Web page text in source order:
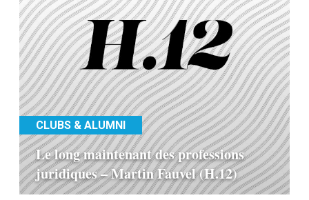
CLUBS & ALUMNI
Le long maintenant des professions
juridiques – Martin Fauvel (H.12)